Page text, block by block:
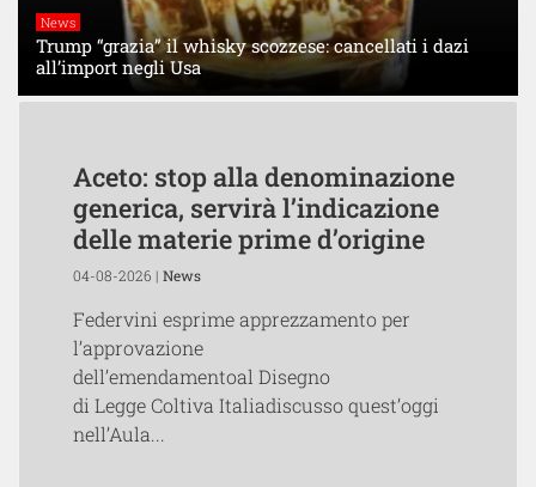
News
Trump “grazia” il whisky scozzese: cancellati i dazi
all’import negli Usa
Aceto: stop alla denominazione
generica, servirà l’indicazione
delle materie prime d’origine
04-08-2026 | News
Federvini esprime apprezzamento per
l’approvazione
dell’emendamentoal Disegno
di Legge Coltiva Italiadiscusso quest’oggi
nell’Aula...